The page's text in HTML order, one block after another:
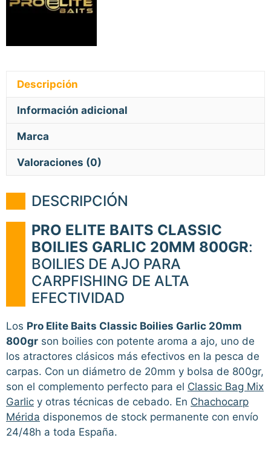
Descripción
Información adicional
Marca
Valoraciones (0)
DESCRIPCIÓN
PRO ELITE BAITS CLASSIC
BOILIES GARLIC 20MM 800GR:
BOILIES DE AJO PARA
CARPFISHING DE ALTA
EFECTIVIDAD
Los Pro Elite Baits Classic Boilies Garlic 20mm
800gr son boilies con potente aroma a ajo, uno de
los atractores clásicos más efectivos en la pesca de
carpas. Con un diámetro de 20mm y bolsa de 800gr,
son el complemento perfecto para el Classic Bag Mix
Garlic y otras técnicas de cebado. En Chachocarp
Mérida disponemos de stock permanente con envío
24/48h a toda España.